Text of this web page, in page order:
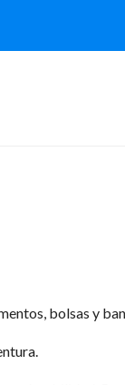
bolsas y